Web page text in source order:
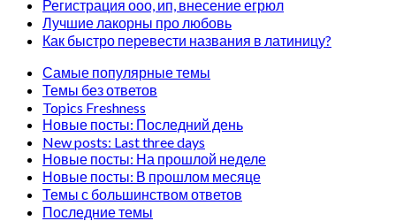
Регистрация ооо, ип, внесение егрюл
Лучшие лакорны про любовь
Как быстро перевести названия в латиницу?
Самые популярные темы
Темы без ответов
Topics Freshness
Новые посты: Последний день
New posts: Last three days
Новые посты: На прошлой неделе
Новые посты: В прошлом месяце
Темы с большинством ответов
Последние темы